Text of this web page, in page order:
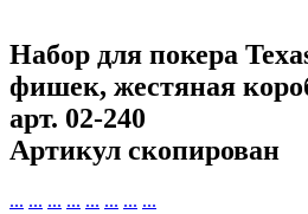
Набор для покера
фишек, жестяная
арт. 02-240
Артикул скопирован
... ... ... ... ... ... ... ...